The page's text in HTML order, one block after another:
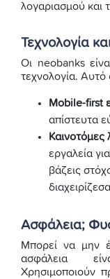
λογαριασμού και
Τεχνολογία
Οι neobanks
τεχνολογία. Αυτό
Mobile-first
απίστευτα
Καινοτόμες
εργαλεία
βάζεις
Ασφάλεια;
Μπορεί να μην
ασφάλεια
Χρησιμοποιούν